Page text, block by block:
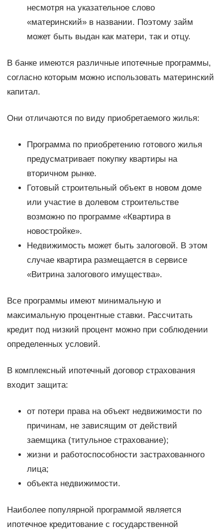
несмотря на указательное слово
«материнский» в названии. Поэтому займ
может быть выдан как матери, так и отцу.
В банке имеются различные ипотечные программы,
согласно которым можно использовать материнский
капитал.
Они отличаются по виду приобретаемого жилья:
Программа по приобретению готового жилья
предусматривает покупку квартиры на
вторичном рынке.
Готовый строительный объект в новом доме
или участие в долевом строительстве
возможно по программе «Квартира в
новостройке».
Недвижимость может быть залоговой. В этом
случае квартира размещается в сервисе
«Витрина залогового имущества».
Все программы имеют минимальную и
максимальную процентные ставки. Рассчитать
кредит под низкий процент можно при соблюдении
определенных условий.
В комплексный ипотечный договор страхования
входит защита:
от потери права на объект недвижимости по
причинам, не зависящим от действий
заемщика (титульное страхование);
жизни и работоспособности застрахованного
лица;
объекта недвижимости.
Наиболее популярной программой является
ипотечное кредитование с государственной